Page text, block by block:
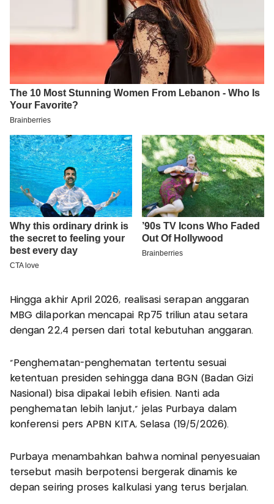
Hingga akhir April 2026, realisasi serapan anggaran
MBG dilaporkan mencapai Rp75 triliun atau setara
dengan 22,4 persen dari total kebutuhan anggaran.
“Penghematan-penghematan tertentu sesuai
ketentuan presiden sehingga dana BGN (Badan Gizi
Nasional) bisa dipakai lebih efisien. Nanti ada
penghematan lebih lanjut,” jelas Purbaya dalam
konferensi pers APBN KITA, Selasa (19/5/2026).
Purbaya menambahkan bahwa nominal penyesuaian
tersebut masih berpotensi bergerak dinamis ke
depan seiring proses kalkulasi yang terus berjalan.